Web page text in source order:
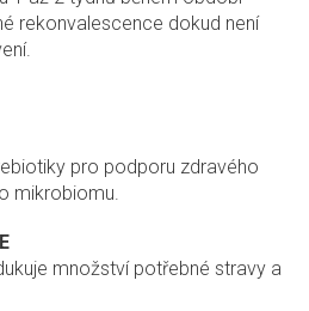
rekonvalescence dokud není
pro podporu zdravého
mikrobiomu.
množství potřebné stravy a